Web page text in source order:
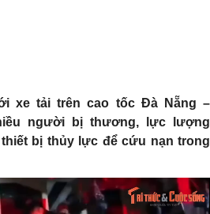
xe tải trên cao tốc Đà Nẵng –
người bị thương, lực lượng
bị thủy lực để cứu nạn trong